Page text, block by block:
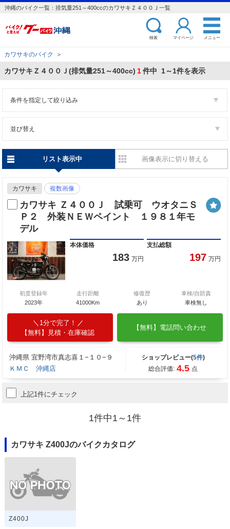
沖縄のバイク一覧：排気量251～400ccのカワサキＺ４００Ｊ一覧
検索 マイページ メニュー
カワサキのバイク ＞
カワサキＺ４００Ｊ(排気量251～400cc) 1件中 1～1件を表示
条件を指定して絞り込み
並び替え
リスト表示中 画像表示に切り替える
カワサキ 複数画像
カワサキ Ｚ４００Ｊ 試乗可 ウオタニＳ
Ｐ２ 外装ＮＥＷペイント １９８１年モ
デル
本体価格
183 万円
支払総額
197 万円
初度登録年
2023年
走行距離
41000Km
修復歴
あり
車検/自賠責
車検無し
1分で完了！
【無料】見積・在庫確認
【無料】電話問い合わせ
沖縄県 宜野湾市真志喜１−１０−９
ＫＭＣ 沖縄店
ショップレビュー(5件)
総合評価: 4.5 点
上記1件にチェック
1件中1～1件
カワサキ Z400Jのバイクカタログ
Z400J